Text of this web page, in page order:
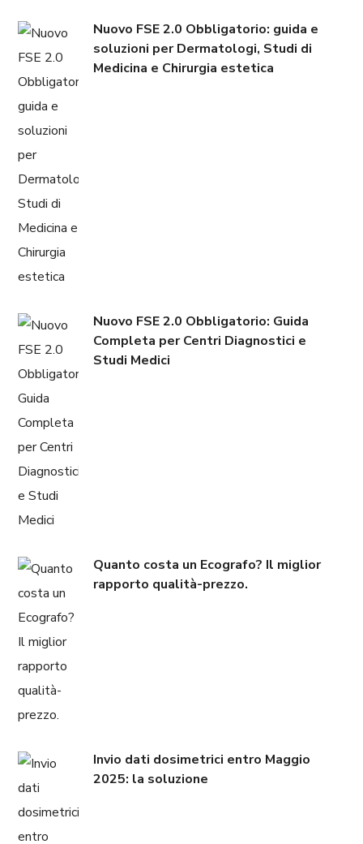
Nuovo FSE 2.0 Obbligatorio: guida e
soluzioni per Dermatologi, Studi di
Medicina e Chirurgia estetica
Nuovo FSE 2.0 Obbligatorio: Guida
Completa per Centri Diagnostici e
Studi Medici
Quanto costa un Ecografo? Il miglior
rapporto qualità-prezzo.
Invio dati dosimetrici entro Maggio
2025: la soluzione